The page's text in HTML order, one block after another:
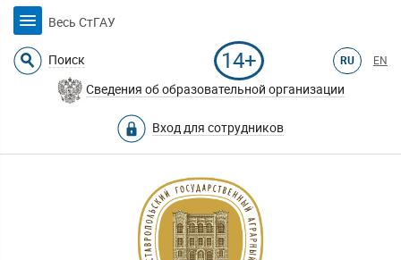
Весь СтГАУ
Поиск 14+ RU EN
Сведения об образовательной организации
Вход для сотрудников